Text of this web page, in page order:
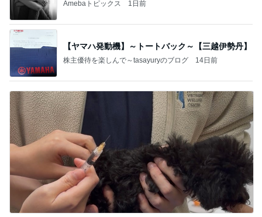
Amebaトピックス 1日前
【ヤマハ発動機】～トートバック～【三越伊勢丹】
株主優待を楽しんで～tasayuryのブログ 14日前